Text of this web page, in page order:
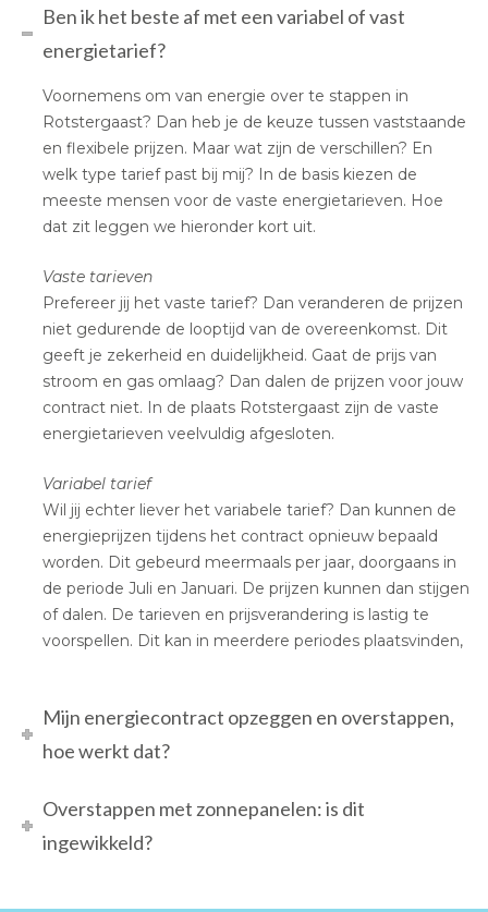
Ben ik het beste af met een variabel of vast
energietarief?
Voornemens om van energie over te stappen in
Rotstergaast? Dan heb je de keuze tussen vaststaande
en flexibele prijzen. Maar wat zijn de verschillen? En
welk type tarief past bij mij? In de basis kiezen de
meeste mensen voor de vaste energietarieven. Hoe
dat zit leggen we hieronder kort uit.
Vaste tarieven
Prefereer jij het vaste tarief? Dan veranderen de prijzen
niet gedurende de looptijd van de overeenkomst. Dit
geeft je zekerheid en duidelijkheid. Gaat de prijs van
stroom en gas omlaag? Dan dalen de prijzen voor jouw
contract niet. In de plaats Rotstergaast zijn de vaste
energietarieven veelvuldig afgesloten.
Variabel tarief
Wil jij echter liever het variabele tarief? Dan kunnen de
energieprijzen tijdens het contract opnieuw bepaald
worden. Dit gebeurd meermaals per jaar, doorgaans in
de periode Juli en Januari. De prijzen kunnen dan stijgen
of dalen. De tarieven en prijsverandering is lastig te
voorspellen. Dit kan in meerdere periodes plaatsvinden,
Mijn energiecontract opzeggen en overstappen,
hoe werkt dat?
Overstappen met zonnepanelen: is dit
ingewikkeld?